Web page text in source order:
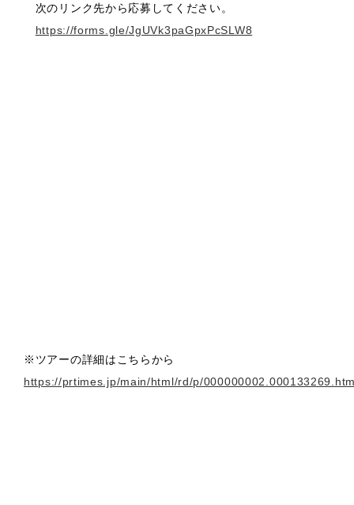
次のリンク先から応募してください。
https://forms.gle/JgUVk3paGpxPcSLW8
※ツアーの詳細はこちらから
https://prtimes.jp/main/html/rd/p/